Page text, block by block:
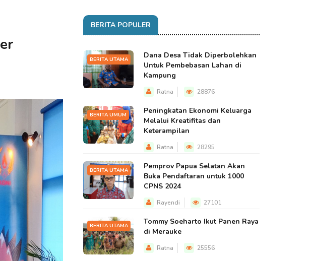
BERITA POPULER
BERITA UTAMA
Dana Desa Tidak Diperbolehkan
Untuk Pembebasan Lahan di
Kampung
Ratna 28876
BERITA UMUM
Peningkatan Ekonomi Keluarga
Melalui Kreatifitas dan
Keterampilan
Ratna 28295
BERITA UTAMA
Pemprov Papua Selatan Akan
Buka Pendaftaran untuk 1000
CPNS 2024
Rayendi 27101
BERITA UTAMA
Tommy Soeharto Ikut Panen Raya
di Merauke
Ratna 25556